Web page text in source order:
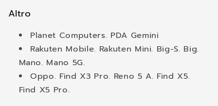
Altro
Planet Computers. PDA Gemini
Rakuten Mobile. Rakuten Mini. Big-S. Big.
Mano. Mano 5G.
Oppo. Find X3 Pro. Reno 5 A. Find X5.
Find X5 Pro.